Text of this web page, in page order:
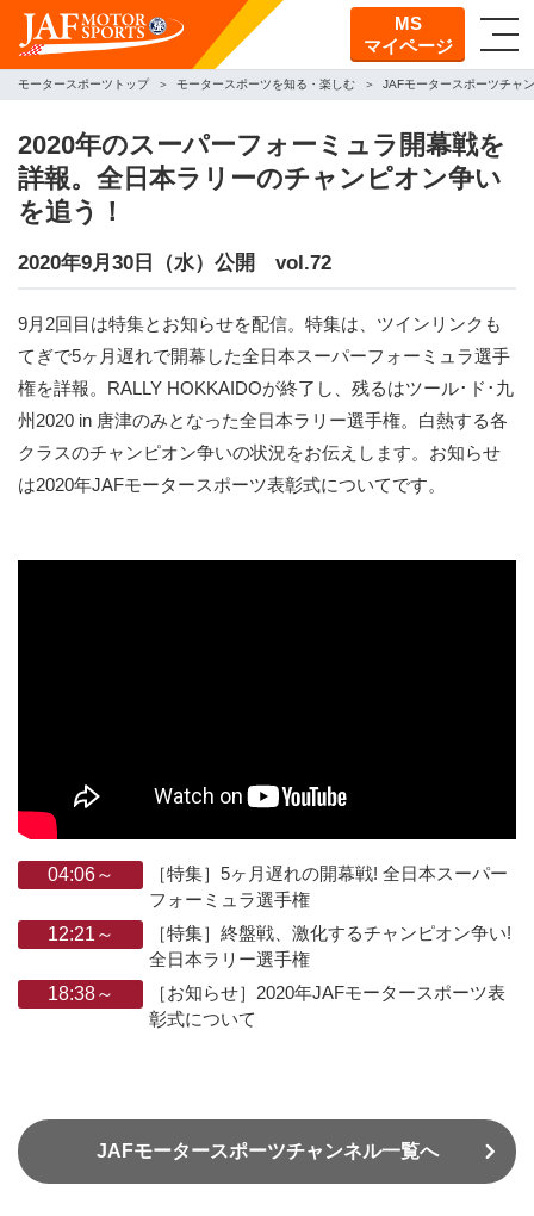
MS
マイページ
モータースポーツトップ モータースポーツを知る・楽しむ JAFモータースポーツチャ
2020年のスーパーフォーミュラ開幕戦を
詳報。全日本ラリーのチャンピオン争い
を追う！
2020年9月30日（水）公開 vol.72
9月2回目は特集とお知らせを配信。特集は、ツインリンクも
てぎで5ヶ月遅れで開幕した全日本スーパーフォーミュラ選手
権を詳報。RALLY HOKKAIDOが終了し、残るはツール･ド･九
州2020 in 唐津のみとなった全日本ラリー選手権。白熱する各
クラスのチャンピオン争いの状況をお伝えします。お知らせ
は2020年JAFモータースポーツ表彰式についてです。
04:06～
［特集］5ヶ月遅れの開幕戦! 全日本スーパー
フォーミュラ選手権
12:21～
［特集］終盤戦、激化するチャンピオン争い!
全日本ラリー選手権
18:38～
［お知らせ］2020年JAFモータースポーツ表
彰式について
JAFモータースポーツチャンネル一覧へ